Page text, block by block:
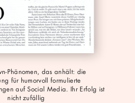
Phänomen, das anhält: die
für humorvoll formulierte
auf Social Media. Ihr Erfolg ist
nicht zufällig